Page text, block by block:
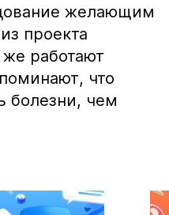
желающим
проекта
работают
что
болезни, чем